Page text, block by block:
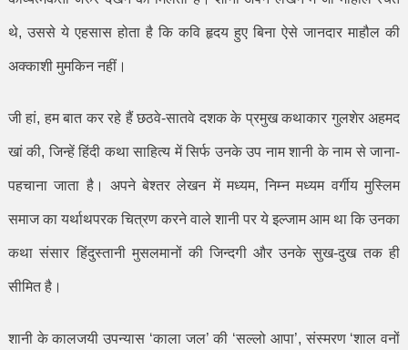
थे,उससे ये एहसास होता है कि कवि हृदय हुए बिना ऐसे जानदार माहौल की
अक्काशी मुमकिन नहीं।
जी हां,हम बात कर रहे हैं छठवे-सातवे दशक के प्रमुख कथाकार गुलशेर अहमद
खां की,जिन्हें हिंदी कथा साहित्य में सिर्फ उनके उप नाम शानी के नाम से जाना-
पहचाना जाता है। अपने बेश्तर लेखन में मध्यम,निम्न मध्यम वर्गीय मुस्लिम
समाज का यर्थाथपरक चित्रण करने वाले शानी पर ये इल्जाम आम था कि उनका
कथा संसार हिंदुस्तानी मुसलमानों की जिन्दगी और उनके सुख-दुख तक ही
सीमित है।
शानी के कालजयी उपन्यास ‘काला जल’की ‘सल्लो आपा’,संस्मरण ‘शाल वनों